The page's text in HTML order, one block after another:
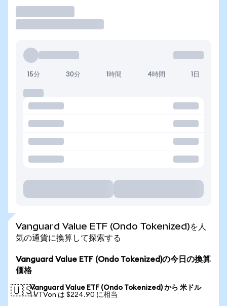
15分 30分 1時間 4時間 1日
Vanguard Value ETF (Ondo Tokenized)を人
気の通貨に換算して探索する
Vanguard Value ETF (Ondo Tokenized)の今日の換算
価格
🇺🇸Vanguard Value ETF (Ondo Tokenized) から 米ドル
1 VTVon は $224.90 に相当